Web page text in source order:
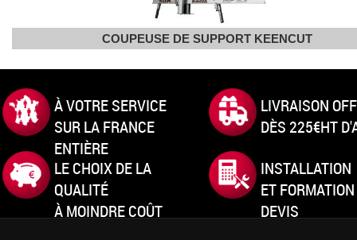
COUPEUSE DE SUPPORT KEENCUT
À VOTRE SERVICE
SUR LA FRANCE
ENTIÈRE
LIVRAISON
DÈS 225€HT
LE CHOIX DE LA
QUALITÉ
À MOINDRE COÛT
INSTALLATION
ET
DEVIS